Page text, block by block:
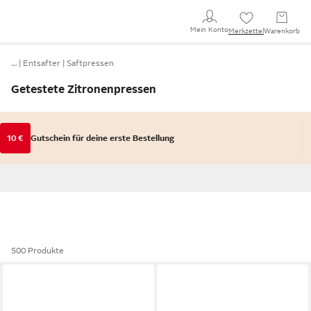
Mein KontoMerkzettel Warenkorb
… Entsafter Saftpressen
Getestete Zitronenpressen
10 € Gutschein für deine erste Bestellung
500 Produkte